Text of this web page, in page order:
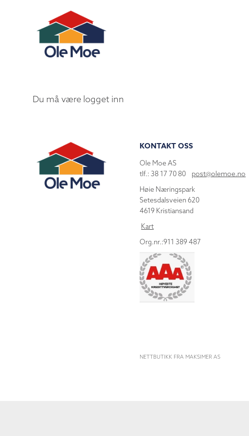
Du må være logget inn
KONTAKT OSS
Ole Moe AS
tlf.: 38 17 70 80 post@olemoe.no
Høie Næringspark
Setesdalsveien 620
4619 Kristiansand
Kart
Org.nr.:911 389 487
NETTBUTIKK FRA MAKSIMER AS